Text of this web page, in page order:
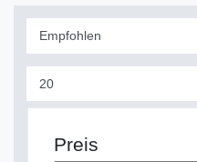
Preis